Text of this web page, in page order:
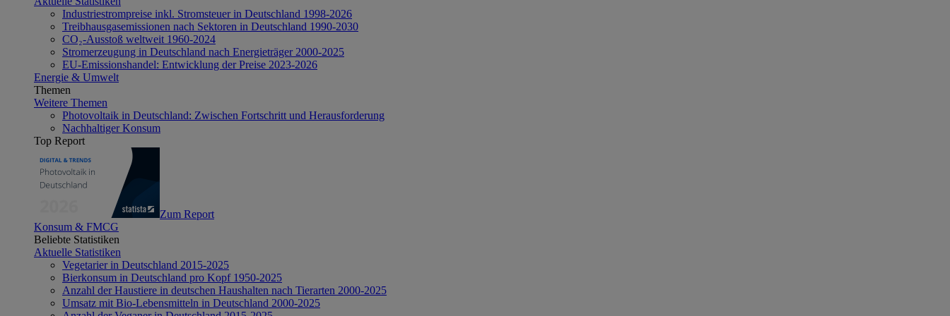
Industriestrompreise inkl. Stromsteuer in Deutschland 1998-2026
Treibhausgasemissionen nach Sektoren in Deutschland 1990-2030
CO₂-Ausstoß weltweit 1960-2024
Stromerzeugung in Deutschland nach Energieträger 2000-2025
EU-Emissionshandel: Entwicklung der Preise 2023-2026
Energie & Umwelt
Themen
Weitere Themen
Photovoltaik in Deutschland: Zwischen Fortschritt und Herausforderung
Nachhaltiger Konsum
Top Report
Zum Report
Konsum & FMCG
Beliebte Statistiken
Aktuelle Statistiken
Vegetarier in Deutschland 2015-2025
Bierkonsum in Deutschland pro Kopf 1950-2025
Anzahl der Haustiere in deutschen Haushalten nach Tierarten 2000-2025
Umsatz mit Bio-Lebensmitteln in Deutschland 2000-2025